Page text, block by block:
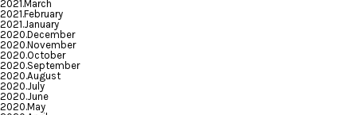
2021.March
2021.February
2021.January
2020.December
2020.November
2020.October
2020.September
2020.August
2020.July
2020.June
2020.May